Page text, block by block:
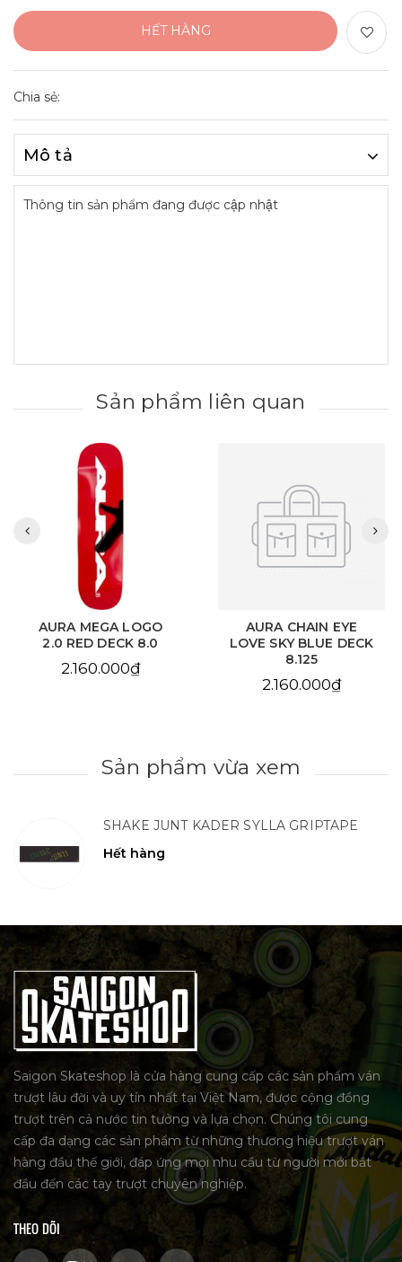
HẾT HÀNG
Chia sẻ:
Mô tả
Thông tin sản phẩm đang được cập nhật
Sản phẩm liên quan
AURA MEGA LOGO
2.0 RED DECK 8.0
2.160.000₫
AURA CHAIN EYE
LOVE SKY BLUE DECK
8.125
2.160.000₫
Sản phẩm vừa xem
SHAKE JUNT KADER SYLLA GRIPTAPE
Hết hàng
Saigon Skateshop là cửa hàng cung cấp các sản phẩm ván
trượt lâu đời và uy tín nhất tại Việt Nam, được cộng đồng
trượt trên cả nước tin tưởng và lựa chọn. Chúng tôi cung
cấp đa dạng các sản phẩm từ những thương hiệu trượt ván
hàng đầu thế giới, đáp ứng mọi nhu cầu từ người mới bắt
đầu đến các tay trượt chuyên nghiệp.
THEO DÕI